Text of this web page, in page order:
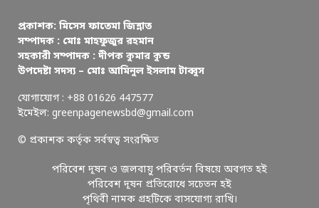
প্রকাশক: মিসেস ফাতেমা জিন্নাত
সম্পাদক : মোঃ মাহফুজুর রহমান
সহকারী সম্পাদক : দীপক কুমার কুন্ড
উপদেষ্টা সদস্য – মোঃ আমিনুল ইসলাম টাব্বুস
যোগাযোগ : +88 01626 447577
ইমেইল: greenpagenewsbd@gmail.com
© প্রকাশক কর্তৃক সর্বস্বত্ব সংরক্ষিত
পরিবেশ দূষন ও জলবায়ু পরিবর্তন বিষয়ে অবগত হই
পরিবেশ দূষন প্রতিরোধে সচেতন হই
পৃথিবী নামক গ্রহটিকে বাসযোগ্য রাখি।